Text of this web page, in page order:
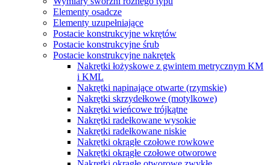
Elementy osadcze
Elementy uzupełniające
Postacie konstrukcyjne wkrętów
Postacie konstrukcyjne śrub
Postacie konstrukcyjne nakrętek
Nakrętki łożyskowe z gwintem metrycznym KM
i KML
Nakrętki napinające otwarte (rzymskie)
Nakrętki skrzydełkowe (motylkowe)
Nakrętki wieńcowe trójkątne
Nakrętki radełkowane wysokie
Nakrętki radełkowane niskie
Nakrętki okrągłe czołowe rowkowe
Nakrętki okrągłe czołowe otworowe